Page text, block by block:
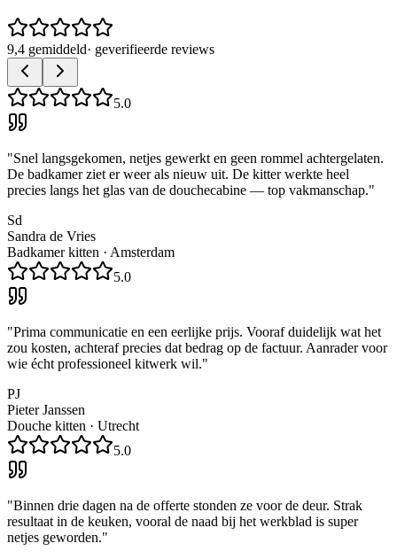
9,4 gemiddeld· geverifieerde reviews
5.0
"Snel langsgekomen, netjes gewerkt en geen rommel achtergelaten.
De badkamer ziet er weer als nieuw uit. De kitter werkte heel
precies langs het glas van de douchecabine — top vakmanschap."
Sd
Sandra de Vries
Badkamer kitten · Amsterdam
5.0
"Prima communicatie en een eerlijke prijs. Vooraf duidelijk wat het
zou kosten, achteraf precies dat bedrag op de factuur. Aanrader voor
wie écht professioneel kitwerk wil."
PJ
Pieter Janssen
Douche kitten · Utrecht
5.0
"Binnen drie dagen na de offerte stonden ze voor de deur. Strak
resultaat in de keuken, vooral de naad bij het werkblad is super
netjes geworden."